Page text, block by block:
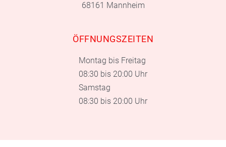
68161 Mannheim
ÖFFNUNGSZEITEN
Montag bis Freitag
08:30 bis 20:00 Uhr
Samstag
08:30 bis 20:00 Uhr